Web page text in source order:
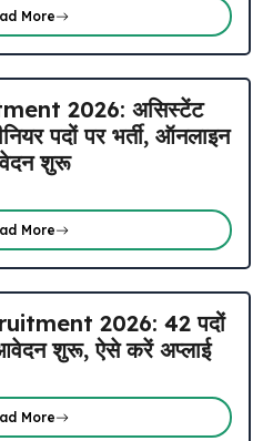
More
2026: असिस्टेंट
पदों पर भर्ती, ऑनलाइन
शुरू
More
2026: 42 पदों
शुरू, ऐसे करें अप्लाई
More